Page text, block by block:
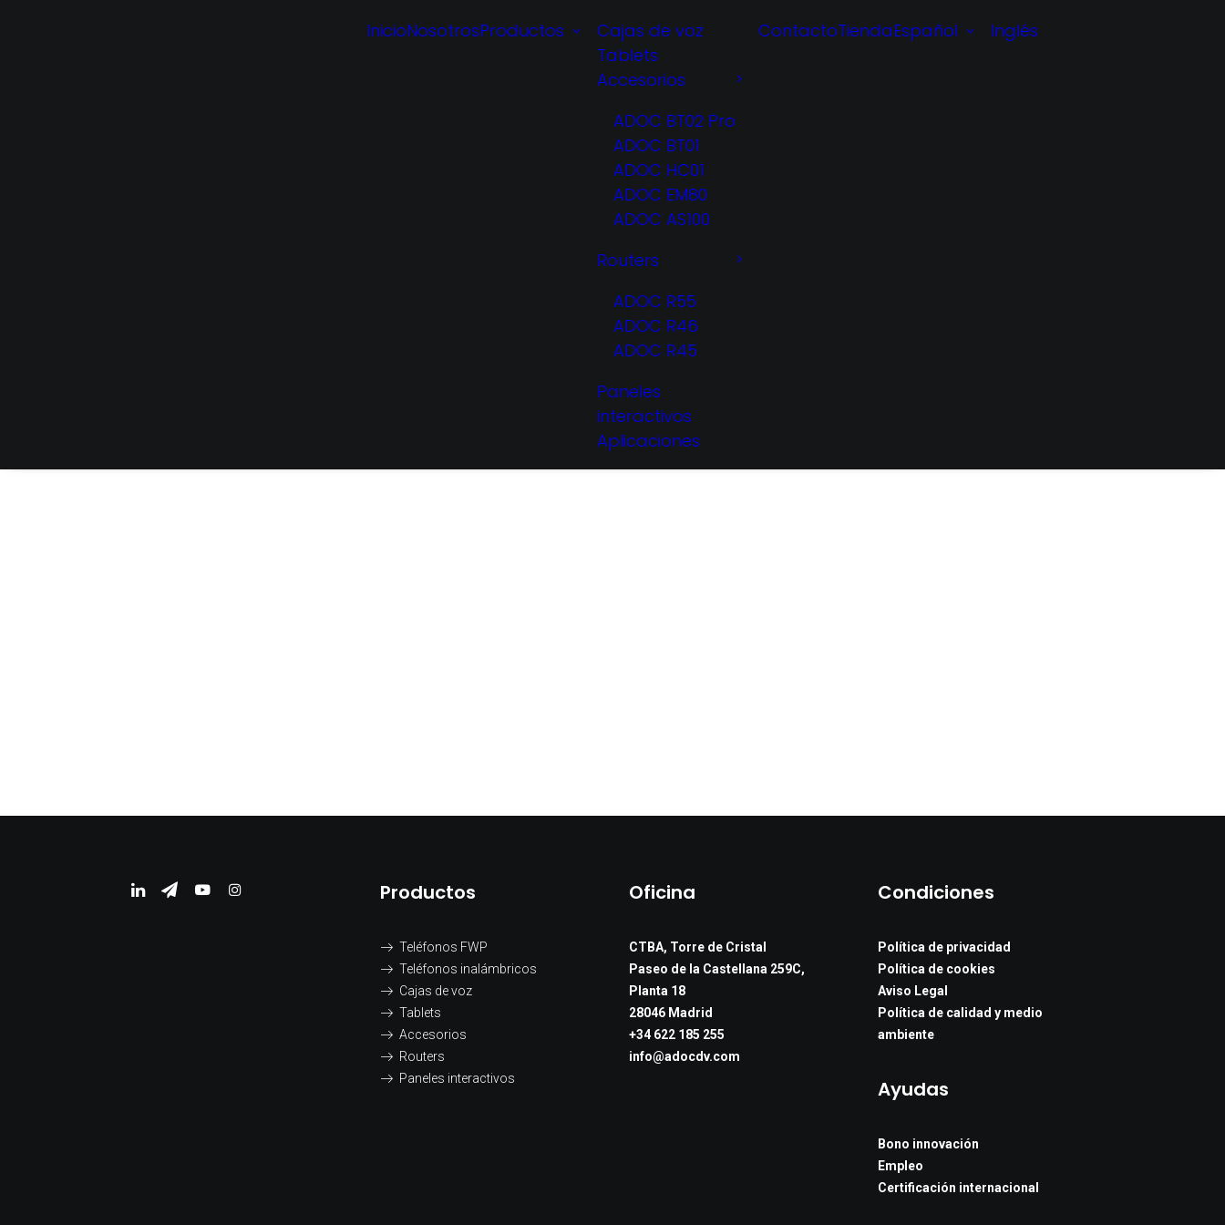
InicioNosotrosProductos
Cajas de voz
Tablets
Accesorios
ADOC BT02 Pro
ADOC BT01
ADOC HC01
ADOC EM80
ADOC AS100
Routers
ADOC R55
ADOC R46
ADOC R45
Paneles
interactivos
Aplicaciones
ContactoTiendaEspañol Inglés
Productos
Teléfonos FWP
Teléfonos inalámbricos
Cajas de voz
Tablets
Accesorios
Routers
Paneles interactivos
Oficina
CTBA, Torre de Cristal
Paseo de la Castellana 259C,
Planta 18
28046 Madrid
+34 622 185 255
info@adocdv.com
Condiciones
Política de privacidad
Política de cookies
Aviso Legal
Política de calidad y medio
ambiente
Ayudas
Bono innovación
Empleo
Certificación internacional